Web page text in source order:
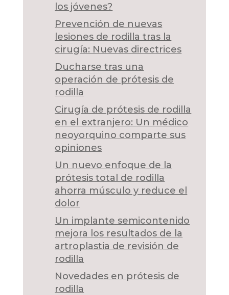
los jóvenes?
Prevención de nuevas
lesiones de rodilla tras la
cirugía: Nuevas directrices
Ducharse tras una
operación de prótesis de
rodilla
Cirugía de prótesis de rodilla
en el extranjero: Un médico
neoyorquino comparte sus
opiniones
Un nuevo enfoque de la
prótesis total de rodilla
ahorra músculo y reduce el
dolor
Un implante semicontenido
mejora los resultados de la
artroplastia de revisión de
rodilla
Novedades en prótesis de
rodilla